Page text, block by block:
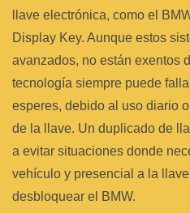
llave electrónica, como el
Display Key. Aunque estos
avanzados, no están exentos
tecnología siempre puede
esperes, debido al uso diario
de la llave. Un duplicado de
a evitar situaciones donde
vehículo y presencial a la
desbloquear el BMW.